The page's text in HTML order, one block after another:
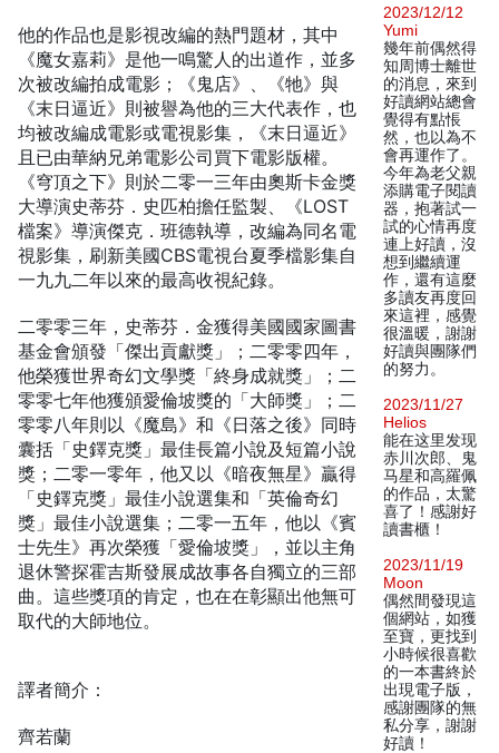
他的作品也是影視改編的熱門題材，其中
《魔女嘉莉》是他一鳴驚人的出道作，並多
次被改編拍成電影；《鬼店》、《牠》與
《末日逼近》則被譽為他的三大代表作，也
均被改編成電影或電視影集，《末日逼近》
且已由華納兄弟電影公司買下電影版權。
《穹頂之下》則於二零一三年由奧斯卡金獎
大導演史蒂芬．史匹柏擔任監製、《LOST
檔案》導演傑克．班德執導，改編為同名電
視影集，刷新美國CBS電視台夏季檔影集自
一九九二年以來的最高收視紀錄。
二零零三年，史蒂芬．金獲得美國國家圖書
基金會頒發「傑出貢獻獎」；二零零四年，
他榮獲世界奇幻文學獎「終身成就獎」；二
零零七年他獲頒愛倫坡獎的「大師獎」；二
零零八年則以《魔島》和《日落之後》同時
囊括「史鐸克獎」最佳長篇小說及短篇小說
獎；二零一零年，他又以《暗夜無星》贏得
「史鐸克獎」最佳小說選集和「英倫奇幻
獎」最佳小說選集；二零一五年，他以《賓
士先生》再次榮獲「愛倫坡獎」，並以主角
退休警探霍吉斯發展成故事各自獨立的三部
曲。這些獎項的肯定，也在在彰顯出他無可
取代的大師地位。
譯者簡介：
齊若蘭
2023/12/12
Yumi
幾年前偶然得
知周博士離世
的消息，來到
好讀網站總會
覺得有點悵
然，也以為不
會再運作了。
今年為老父親
添購電子閱讀
器，抱著試一
試的心情再度
連上好讀，沒
想到繼續運
作，還有這麼
多讀友再度回
來這裡，感覺
很溫暖，謝謝
好讀與團隊們
的努力。
2023/11/27
Helios
能在这里发现
赤川次郎、鬼
马星和高羅佩
的作品，太驚
喜了！感謝好
讀書櫃！
2023/11/19
Moon
偶然間發現這
個網站，如獲
至寶，更找到
小時候很喜歡
的一本書終於
出現電子版，
感謝團隊的無
私分享，謝謝
好讀！